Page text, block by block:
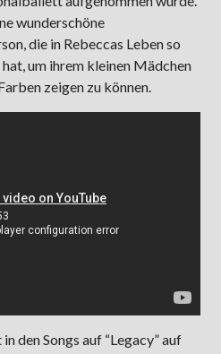
wunderschöne
die in Rebeccas Leben so
um ihrem kleinen Mädchen
zeigen zu können.
den Songs auf “Legacy” auf